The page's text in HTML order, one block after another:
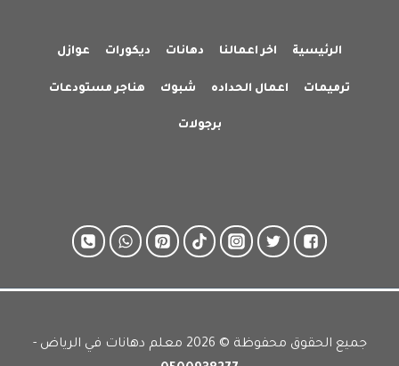
الرئيسية اخر اعمالنا دهانات ديكورات عوازل
ترميمات اعمال الحداده شبوك هناجر مستودعات
برجولات
جميع الحقوق محفوظة © 2026 معلم دهانات في الرياض -